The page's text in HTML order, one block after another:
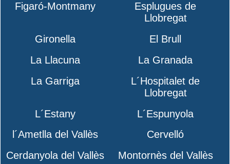
Figaró-Montmany
Esplugues de
Llobregat
Gironella
El Brull
La Llacuna
La Granada
La Garriga
L´Hospitalet de
Llobregat
L´Estany
L´Espunyola
l´Ametlla del Vallès
Cervelló
Cerdanyola del Vallès
Montornès del Vallès